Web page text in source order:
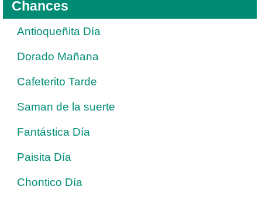
Chances
Antioqueñita Día
Dorado Mañana
Cafeterito Tarde
Saman de la suerte
Fantástica Día
Paisita Día
Chontico Día